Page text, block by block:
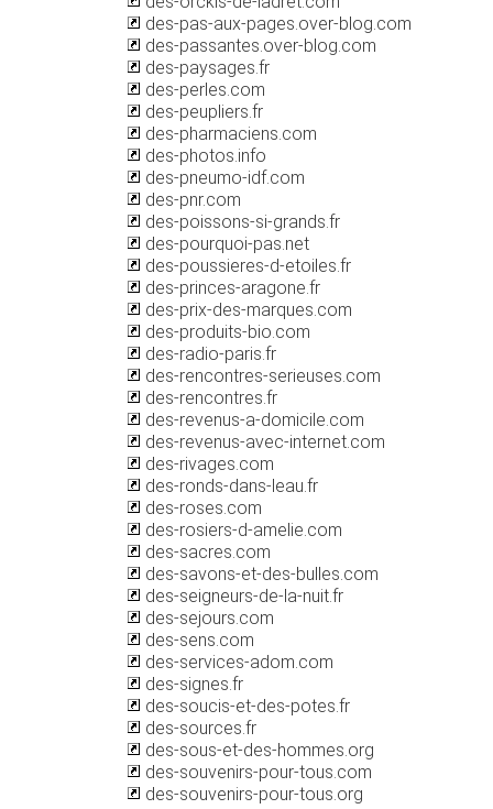
des-pas-aux-pages.over-blog.com
des-passantes.over-blog.com
des-paysages.fr
des-perles.com
des-peupliers.fr
des-pharmaciens.com
des-photos.info
des-pneumo-idf.com
des-pnr.com
des-poissons-si-grands.fr
des-pourquoi-pas.net
des-poussieres-d-etoiles.fr
des-princes-aragone.fr
des-prix-des-marques.com
des-produits-bio.com
des-radio-paris.fr
des-rencontres-serieuses.com
des-rencontres.fr
des-revenus-a-domicile.com
des-revenus-avec-internet.com
des-rivages.com
des-ronds-dans-leau.fr
des-roses.com
des-rosiers-d-amelie.com
des-sacres.com
des-savons-et-des-bulles.com
des-seigneurs-de-la-nuit.fr
des-sejours.com
des-sens.com
des-services-adom.com
des-signes.fr
des-soucis-et-des-potes.fr
des-sources.fr
des-sous-et-des-hommes.org
des-souvenirs-pour-tous.com
des-souvenirs-pour-tous.org